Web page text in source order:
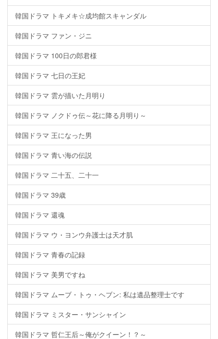
韓国ドラマ トキメキ☆成均館スキャンダル
韓国ドラマ ファン・ジニ
韓国ドラマ 100日の郎君様
韓国ドラマ 七日の王妃
韓国ドラマ 雲が描いた月明り
韓国ドラマ ノクドゥ伝～花に降る月明り～
韓国ドラマ 王になった男
韓国ドラマ 青い海の伝説
韓国ドラマ 二十五、二十一
韓国ドラマ 39歳
韓国ドラマ 還魂
韓国ドラマ ウ・ヨンウ弁護士は天才肌
韓国ドラマ 青春の記録
韓国ドラマ 美男ですね
韓国ドラマ ムーブ・トゥ・ヘブン: 私は遺品整理士です
韓国ドラマ ミスター・サンシャイン
韓国ドラマ 哲仁王后～俺がクイーン！？～